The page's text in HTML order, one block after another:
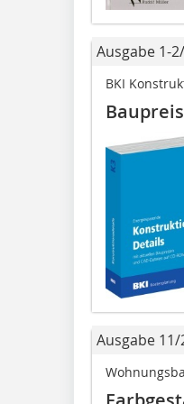
Ausgabe 1-
BKI
Ausgabe 11/